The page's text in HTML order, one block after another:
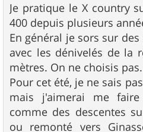
Je pratique le X country
400 depuis plusieurs
En général je sors sur
avec les dénivelés de la
mètres. On ne choisis
Pour cet été, je ne sais
mais j'aimerai me
comme des descentes
ou remonté vers